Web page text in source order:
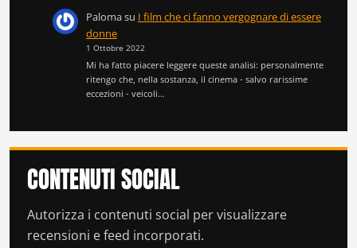
Palomasu I film che ci fanno vergognare di essere
donne
1 Ottobre 2022
Mi ha fatto piacere leggere queste analisi: personalmente
ritengo che, nella sostanza, il cinema - salvo rarissime
eccezioni - veicoli…
CONTENUTI SOCIAL
Autorizza i contenuti social per visualizzare
recensioni e feed incorporati.